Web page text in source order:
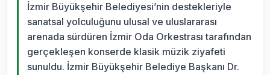
İzmir Büyükşehir Belediyesi’nin destekleriyle
sanatsal yolculuğunu ulusal ve uluslararası
arenada sürdüren İzmir Oda Orkestrası tarafından
gerçekleşen konserde klasik müzik ziyafeti
sunuldu. İzmir Büyükşehir Belediye Başkanı Dr.